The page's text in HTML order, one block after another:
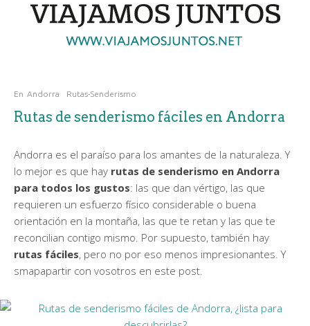
En Andorra Rutas-Senderismo
Rutas de senderismo fáciles en Andorra
Andorra es el paraíso para los amantes de la naturaleza. Y
lo mejor es que hay rutas de senderismo en Andorra
para todos los gustos: las que dan vértigo, las que
requieren un esfuerzo físico considerable o buena
orientación en la montaña, las que te retan y las que te
reconcilian contigo mismo. Por supuesto, también hay
rutas fáciles, pero no por eso menos impresionantes. Y
smapapartir con vosotros en este post.